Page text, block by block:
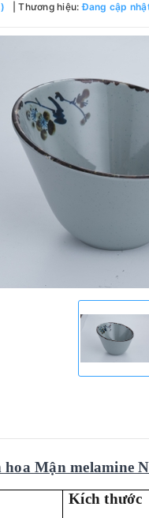
Thương hiệu:Đang cập
Mận melamine
Kích thước